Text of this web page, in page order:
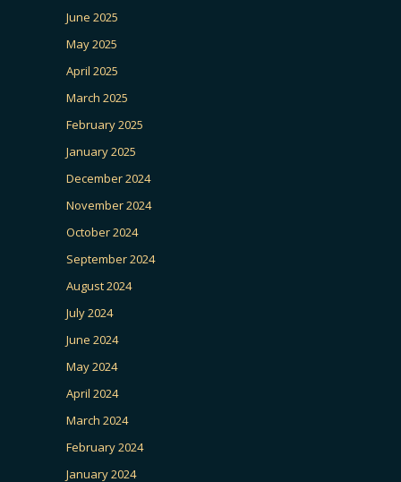
June 2025
May 2025
April 2025
March 2025
February 2025
January 2025
December 2024
November 2024
October 2024
September 2024
August 2024
July 2024
June 2024
May 2024
April 2024
March 2024
February 2024
January 2024